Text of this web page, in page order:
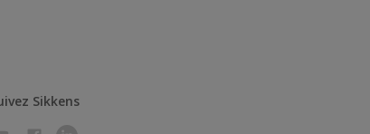
Sikkens